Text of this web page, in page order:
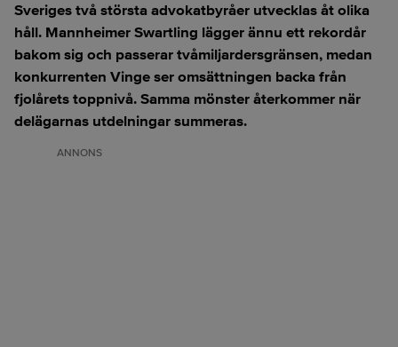
Sveriges två största advokatbyråer utvecklas åt olika
håll. Mannheimer Swartling lägger ännu ett rekordår
bakom sig och passerar tvåmiljardersgränsen, medan
konkurrenten Vinge ser omsättningen backa från
fjolårets toppnivå. Samma mönster återkommer när
delägarnas utdelningar summeras.
ANNONS